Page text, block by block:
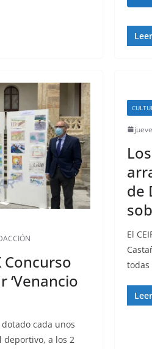
Concurso
‘Venancio
cada unos
deportivo, a los 2
de
El
todas